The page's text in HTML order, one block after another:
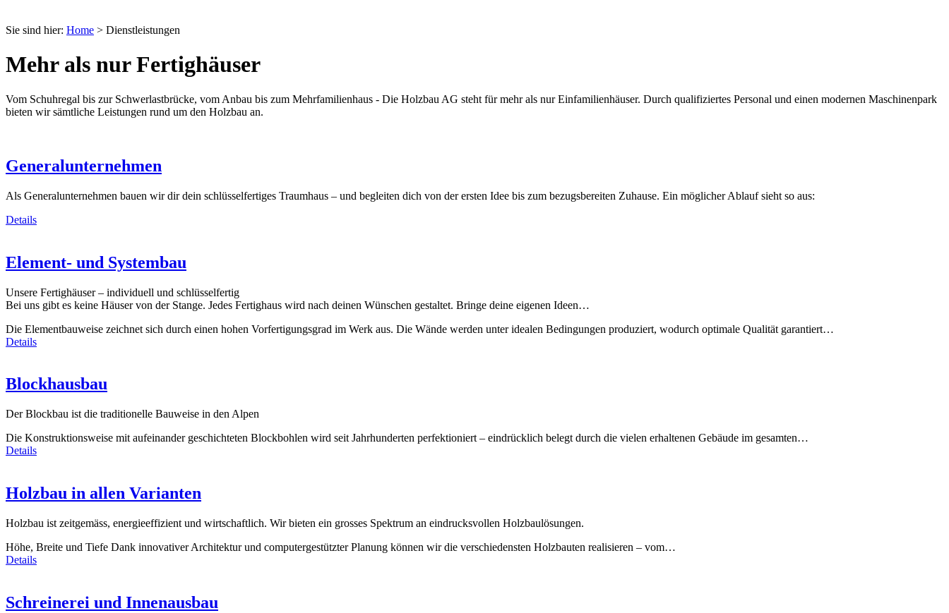
Sie sind hier: Home > Dienstleistungen
Mehr als nur Fertighäuser
Vom Schuhregal bis zur Schwerlastbrücke, vom Anbau bis zum Mehrfamilienhaus - Die Holzbau AG steht für mehr als nur Einfamilienhäuser. Durch qualifiziertes Personal und einen modernen Maschinenpark
bieten wir sämtliche Leistungen rund um den Holzbau an.
Generalunternehmen
Als Generalunternehmen bauen wir dir dein schlüsselfertiges Traumhaus – und begleiten dich von der ersten Idee bis zum bezugsbereiten Zuhause. Ein möglicher Ablauf sieht so aus:
Details
Element- und Systembau
Unsere Fertighäuser – individuell und schlüsselfertig
Bei uns gibt es keine Häuser von der Stange. Jedes Fertighaus wird nach deinen Wünschen gestaltet. Bringe deine eigenen Ideen…
Die Elementbauweise zeichnet sich durch einen hohen Vorfertigungsgrad im Werk aus. Die Wände werden unter idealen Bedingungen produziert, wodurch optimale Qualität garantiert…
Details
Blockhausbau
Der Blockbau ist die traditionelle Bauweise in den Alpen
Die Konstruktionsweise mit aufeinander geschichteten Blockbohlen wird seit Jahrhunderten perfektioniert – eindrücklich belegt durch die vielen erhaltenen Gebäude im gesamten…
Details
Holzbau in allen Varianten
Holzbau ist zeitgemäss, energieeffizient und wirtschaftlich. Wir bieten ein grosses Spektrum an eindrucksvollen Holzbaulösungen.
Höhe, Breite und Tiefe Dank innovativer Architektur und computergestützter Planung können wir die verschiedensten Holzbauten realisieren – vom…
Details
Schreinerei und Innenausbau